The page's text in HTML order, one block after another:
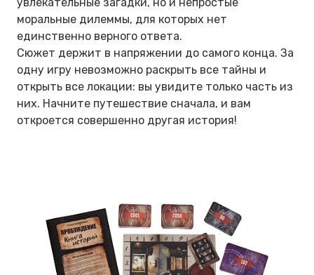
моральные дилеммы, для которых нет
единственно верного ответа.
Сюжет держит в напряжении до самого конца. За
одну игру невозможно раскрыть все тайны и
открыть все локации: вы увидите только часть из
них. Начните путешествие сначала, и вам
откроется совершенно другая история!